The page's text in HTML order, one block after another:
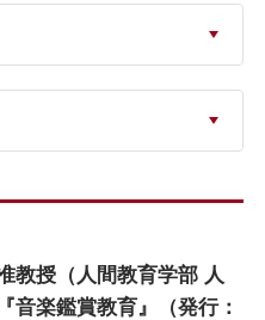
教授（人間教育学部 人
音楽鑑賞教育』（発行：